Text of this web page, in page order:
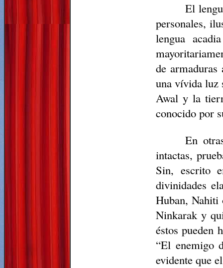
El
personales,
lengua
de
una vívida luz
Awal y la
conocido por
En
intactas,
Sin, escrito
divinidades
Huban, Nahiti
Ninkarak y
éstos pueden
“El enemigo
evidente que